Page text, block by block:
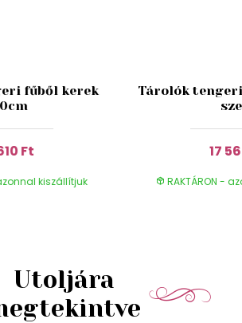
fűből kerek
Ft
kiszállítjuk
Tárolók
17
RAKTÁRON -
Utoljára